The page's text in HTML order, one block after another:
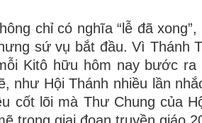
chỉ có nghĩa “lễ đã
sứ vụ bắt đầu. Vì Thánh
Kitô hữu hôm nay bước ra
như Hội Thánh nhiều lần
cốt lõi mà Thư Chung của